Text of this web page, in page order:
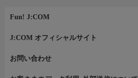
Fun! J:COM
J:COM オフィシャルサイト
お問い合わせ